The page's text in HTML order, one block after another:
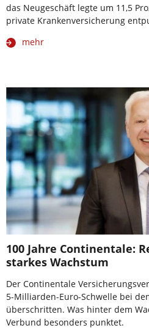
das Neugeschäft legte um 11,5
private Krankenversicherung
mehr
100 Jahre Continentale:
starkes Wachstum
Der Continentale
5-Milliarden-Euro-Schwelle bei
überschritten. Was hinter dem
Verbund besonders punktet.